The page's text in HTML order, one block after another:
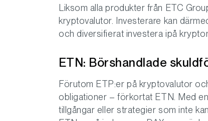
Liksom alla produkter från ETC
kryptovalutor. Investerare kan
och diversifierat investera ipå
ETN: Börshandlade
Förutom ETP:er på kryptovalutor
obligationer – förkortat ETN. Med
tillgångar eller strategier som inte